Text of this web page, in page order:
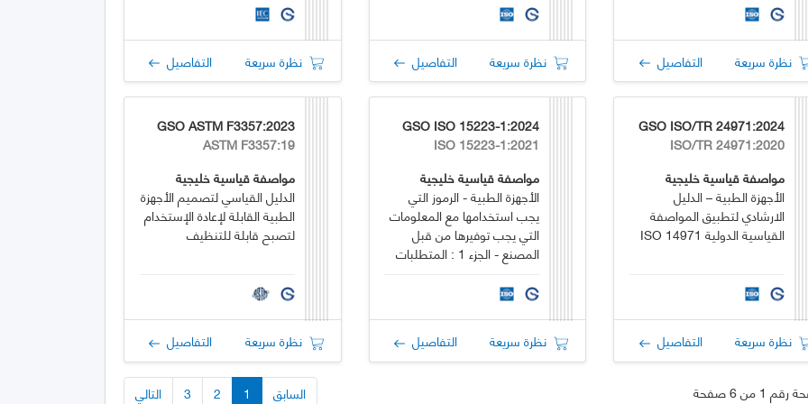
(GMP)
نظرة سريعة التفاصيل نظرة سريعة التفاصيل
الديناميكي
نظرة سريعة التفاصيل
GSO ISO/TR 24971:2024
ISO/TR 24971:2020
مواصفة قياسية خليجية
الأجهزة الطبية – الدليل
الارشادي لتطبيق المواصفة
القياسية الدولية ISO 14971
نظرة سريعة التفاصيل
GSO ISO 15223-1:2024
ISO 15223-1:2021
مواصفة قياسية خليجية
الأجهزة الطبية - الرموز التي
يجب استخدامها مع المعلومات
التي يجب توفيرها من قبل
المصنع - الجزء 1 : المتطلبات
نظرة سريعة التفاصيل
GSO ASTM F3357:2023
ASTM F3357:19
مواصفة قياسية خليجية
الدليل القياسي لتصميم الأجهزة
الطبية القابلة لإعادة الإستخدام
لتصبح قابلة للتنظيف
نظرة سريعة التفاصيل
1 من 6 صفحة السابق 1
2
3 التالي